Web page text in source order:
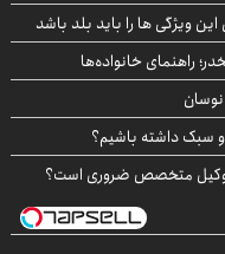
ویژگی ها را باید بلد باشد
سبک داشته باشیم؟
وکیل متخصص ضروری است؟